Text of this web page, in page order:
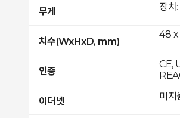
무게
치수(WxHxD, mm)
인증
이더넷
장치
48 x
CE,
미지